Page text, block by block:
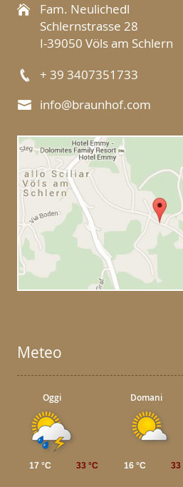
Fam. Neulichedl
Schlernstrasse 28
I-39050 Völs am Schlern
+ 39 3407351733
info@braunhof.com
Meteo
Oggi Domani
17 °C 33 °C 16 °C 33